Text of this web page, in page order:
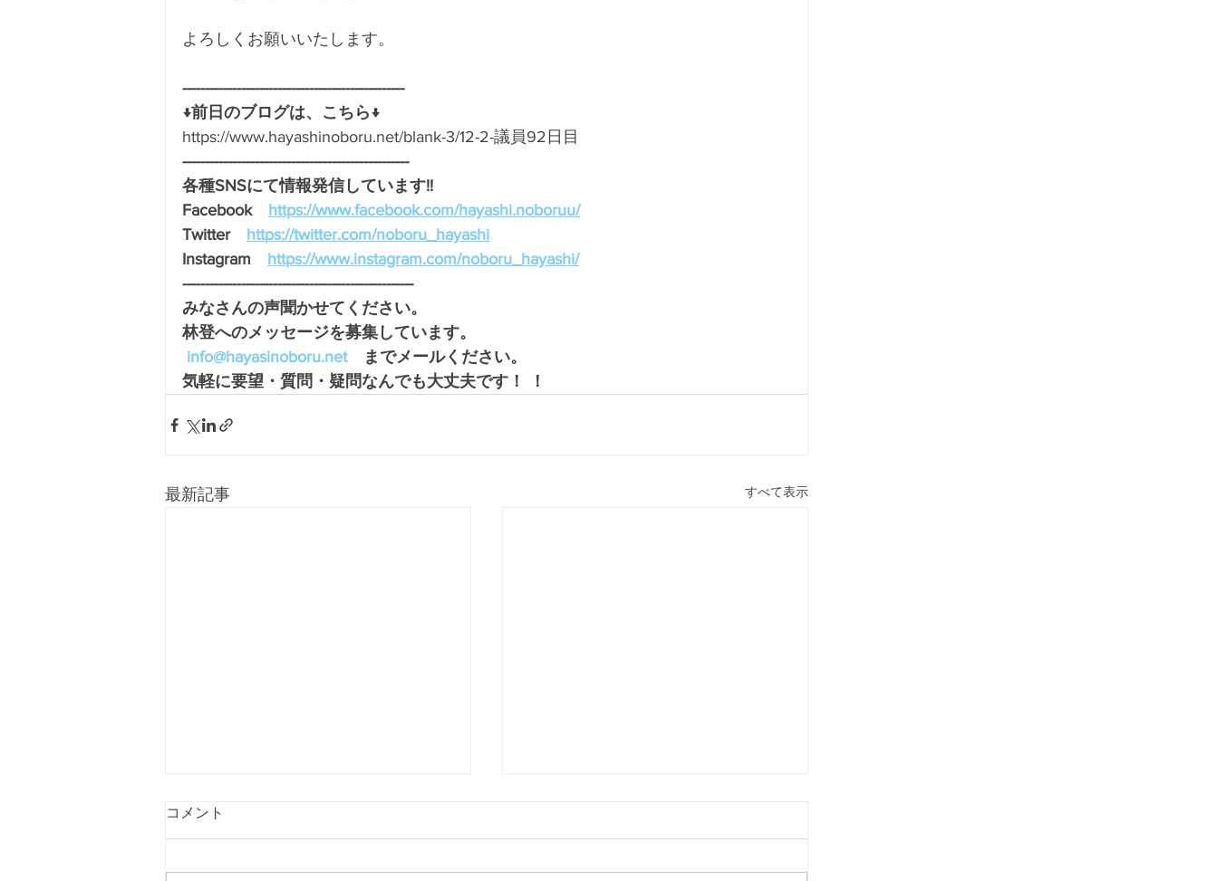
よろしくお願いいたします。
-------------------------------------------------
↓前日のブログは、こちら↓
https://www.hayashinoboru.net/blank-3/12-2-議員92日目
--------------------------------------------------
各種SNSにて情報発信しています!!
Facebook https://www.facebook.com/hayashi.noboruu/
Twitter https://twitter.com/noboru_hayashi
Instagram https://www.instagram.com/noboru_hayashi/
---------------------------------------------------
みなさんの声聞かせてください。
林登へのメッセージを募集しています。
info@hayasinoboru.net までメールください。
気軽に要望・質問・疑問なんでも大丈夫です！ ！
最新記事 すべて表示
コメント